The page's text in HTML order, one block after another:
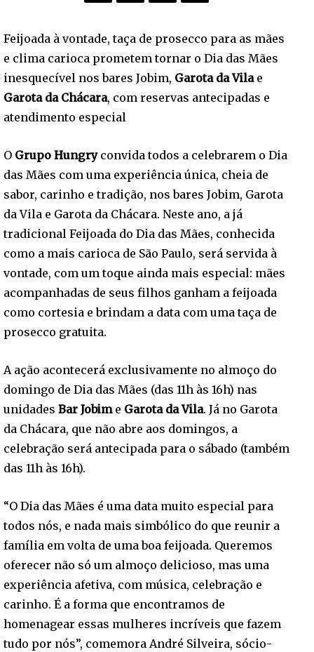
Feijoada à vontade, taça de prosecco para as mães
e clima carioca prometem tornar o Dia das Mães
inesquecível nos bares Jobim, Garota da Vilae
Garota da Chácara, com reservas antecipadas e
atendimento especial
O Grupo Hungryconvida todos a celebrarem o Dia
das Mães com uma experiência única, cheia de
sabor, carinho e tradição, nos bares Jobim, Garota
da Vila e Garota da Chácara. Neste ano, a já
tradicional Feijoada do Dia das Mães, conhecida
como a mais carioca de São Paulo, será servida à
vontade, com um toque ainda mais especial: mães
acompanhadas de seus filhos ganham a feijoada
como cortesia e brindam a data com uma taça de
prosecco gratuita.
A ação acontecerá exclusivamente no almoço do
domingo de Dia das Mães (das 11h às 16h) nas
unidades Bar Jobim e Garota da Vila. Já no Garota
da Chácara, que não abre aos domingos, a
celebração será antecipada para o sábado (também
das 11h às 16h).
“O Dia das Mães é uma data muito especial para
todos nós, e nada mais simbólico do que reunir a
família em volta de uma boa feijoada. Queremos
oferecer não só um almoço delicioso, mas uma
experiência afetiva, com música, celebração e
carinho. É a forma que encontramos de
homenagear essas mulheres incríveis que fazem
tudo por nós”, comemora André Silveira, sócio-